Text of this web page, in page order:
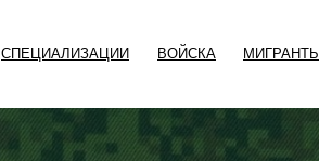
СПЕЦИАЛИЗАЦИИ ВОЙСКА МИГРАНТЫ